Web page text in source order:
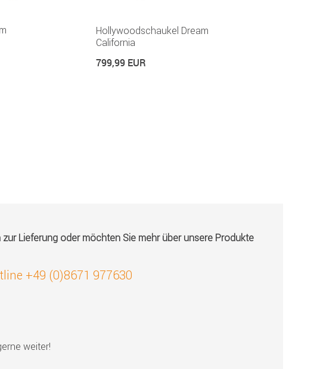
Hollywoodschaukel Dream
California
799,99 EUR
zur Lieferung oder möchten Sie mehr über unsere Produkte
+49 (0)8671 977630
weiter!